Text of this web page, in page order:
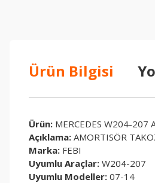
Ürün Bilgisi
Ürün: MERCEDES W204-207
Açıklama: AMORTISÖR
Marka: FEBI
Uyumlu Araçlar: W204-207
Uyumlu Modeller: 07-14